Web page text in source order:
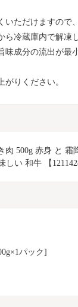
いただけますので
ら冷蔵庫内で解凍
味成分の流出が最
がりください。
肉 500g 赤身 と
い 和牛 【
パック]